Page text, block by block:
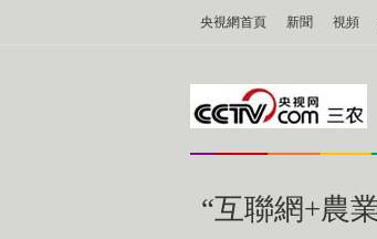
央視網首頁 新聞 視頻
“互聯網+農